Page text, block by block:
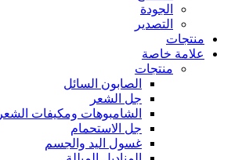
الجودة
التصدير
منتجات
علامة خاصة
منتجات
الصابون السائل
جل الشعر
الشامبوهات ومكيفات الشعر
جل الاستحمام
غسول اليد والجسم